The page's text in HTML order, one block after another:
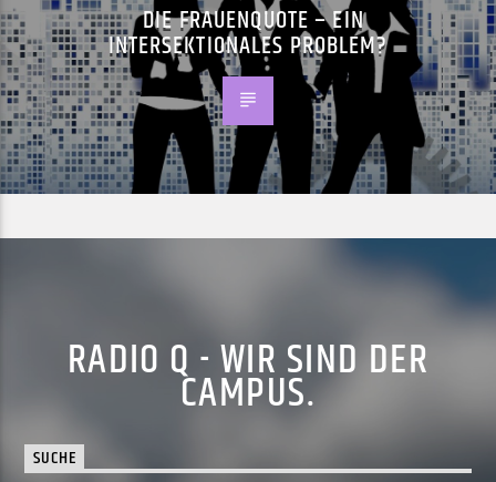
DIE FRAUENQUOTE – EIN
INTERSEKTIONALES PROBLEM?
RADIO Q - WIR SIND DER
CAMPUS.
SUCHE